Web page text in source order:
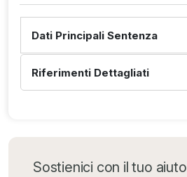
Dati Principali Sentenza
Riferimenti Dettagliati
Sostienici con il tuo aiuto